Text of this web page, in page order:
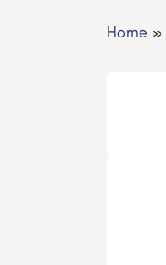
Home »